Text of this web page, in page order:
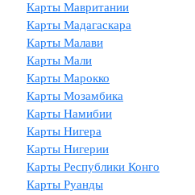
Карты Мавритании
Карты Мадагаскара
Карты Малави
Карты Мали
Карты Марокко
Карты Мозамбика
Карты Намибии
Карты Нигера
Карты Нигерии
Карты Республики Конго
Карты Руанды